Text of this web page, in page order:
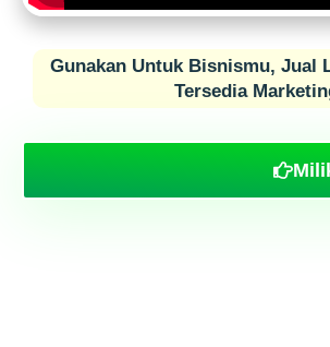
Gunakan Untuk Bisnismu, Jual
Tersedia